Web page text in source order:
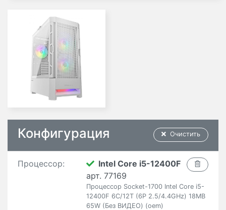
Очистить
Конфигурация
Процессор:
Intel Core i5-12400F
арт. 77169
Процессор Socket-1700 Intel Core i5-
12400F 6C/12T (6P 2.5/4.4GHz) 18MB
65W (Без ВИДЕО) (oem)